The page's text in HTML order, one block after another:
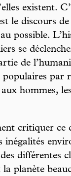
existent.
le discours de
possible.
se
de
populaires par
hommes,
critiquer ce
inégalités
différentes
planète